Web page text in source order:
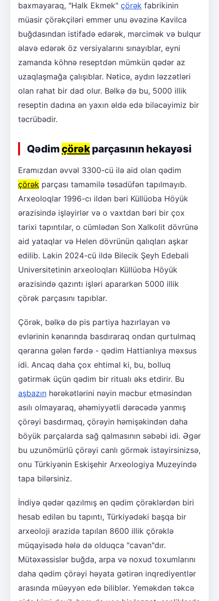
baxmayaraq, "Halk Ekmek" çörək fabrikinin
müasir çörəkçiləri emmer unu əvəzinə Kavilca
buğdasından istifadə edərək, mərcimək və bulqur
əlavə edərək öz versiyalarını sınayıblar, eyni
zamanda köhnə reseptdən mümkün qədər az
uzaqlaşmağa çalışıblar. Nəticə, aydın ləzzətləri
olan rahat bir dad olur. Bəlkə də bu, 5000 illik
reseptin dadına ən yaxın əldə edə biləcəyimiz bir
təcrübədir.
Qədimçörəkparçasının hekayəsi
Eramızdan əvvəl 3300-cü ilə aid olan qədim
çörək parçası tamamilə təsadüfən tapılmayıb.
Arxeoloqlar 1996-cı ildən bəri Küllüoba Höyük
ərazisində işləyirlər və o vaxtdan bəri bir çox
tarixi tapıntılar, o cümlədən Son Xalkolit dövrünə
aid yataqlar və Helen dövrünün qalıqları aşkar
edilib. Lakin 2024-cü ildə Bilecik Şeyh Edebali
Universitetinin arxeoloqları Küllüoba Höyük
ərazisində qazıntı işləri apararkən 5000 illik
çörək parçasını tapıblar.
Çörək, bəlkə də pis partiya hazırlayan və
evlərinin kənarında basdıraraq ondan qurtulmaq
qərarına gələn fərdə - qədim Hattianlıya məxsus
idi. Ancaq daha çox ehtimal ki, bu, bolluq
gətirmək üçün qədim bir ritualı əks etdirir. Bu
aşbazın hərəkətlərini nəyin məcbur etməsindən
asılı olmayaraq, əhəmiyyətli dərəcədə yanmış
çörəyi basdırmaq, çörəyin həmişəkindən daha
böyük parçalarda sağ qalmasının səbəbi idi. Əgər
bu uzunömürlü çörəyi canlı görmək istəyirsinizsə,
onu Türkiyənin Eskişehir Arxeologiya Muzeyində
tapa bilərsiniz.
İndiyə qədər qazılmış ən qədim çörəklərdən biri
hesab edilən bu tapıntı, Türkiyədəki başqa bir
arxeoloji ərazidə tapılan 8600 illik çörəklə
müqayisədə hələ də olduqca "cavan"dır.
Mütəxəssislər buğda, arpa və noxud toxumlarını
daha qədim çörəyi həyata gətirən inqrediyentlər
arasında müəyyən edə biliblər. Yeməkdən təkcə